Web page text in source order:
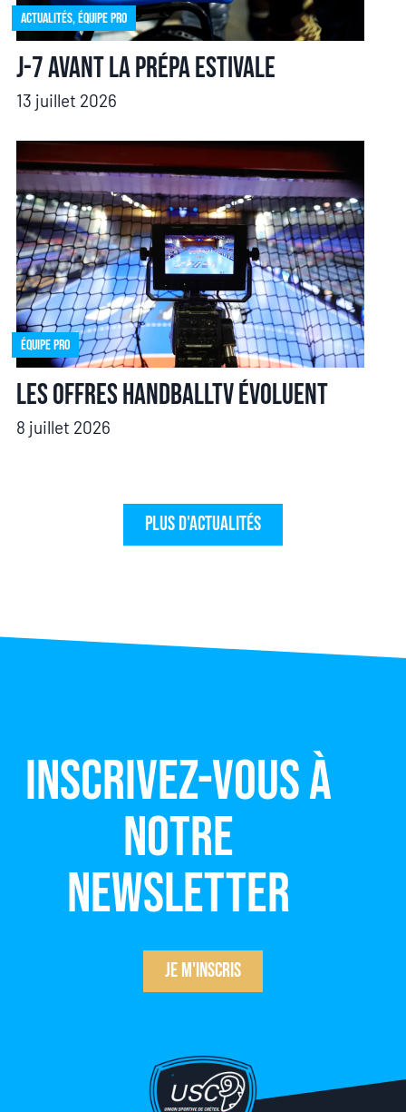
Actualités,Équipe pro
J-7 avant la prépa estivale
13 juillet 2026
Équipe pro
Les offres HandballTV évoluent
8 juillet 2026
Plus d'actualités
Inscrivez-vous à
notre
newsletter
Je m'inscris